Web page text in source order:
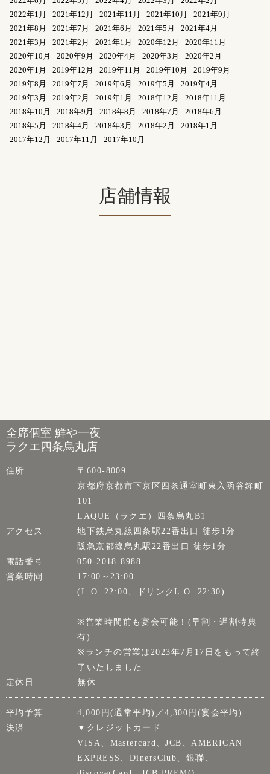
2022年1月
2021年12月 2021年11月 2021年10月
2021年9月
2021年8月
2021年7月 2021年6月 2021年5月
2021年4月
2021年3月
2021年2月 2021年1月 2020年12月
2020年11月
2020年10月
2020年9月 2020年4月 2020年3月
2020年2月
2020年1月
2019年12月 2019年11月 2019年10月
2019年9月
2019年8月
2019年7月 2019年6月 2019年5月
2019年4月
2019年3月
2019年2月 2019年1月 2018年12月
2018年11月
2018年10月
2018年9月 2018年8月 2018年7月
2018年6月
2018年5月
2018年4月 2018年3月 2018年2月
2018年1月
2017年12月
2017年11月 2017年10月
店舗情報
全席個室 鮮や一夜
ラクエ四条烏丸店
住所
〒600-8009
京都府京都市下京区四条通室町東入函谷鉾町
101
LAQUE（ラクエ）四条烏丸B1
アクセス
地下鉄烏丸線四条駅22番出口 徒歩1分
阪急京都線烏丸駅22番出口 徒歩1分
電話番号
050-2018-8988
営業時間
17:00～23:00
(L.O. 22:00、ドリンクL.O. 22:30)
※営業時間前も宴会可能！(早割・遅割特典
有)
※ランチの営業は2023年7月17日をもって終
了いたしました
定休日
無休
平均予算
4,000円(通常平均)／4,300円(宴会平均)
決済
▼クレジットカード
VISA、Mastercard、JCB、AMERICAN
EXPRESS、DinersClub、銀聯、